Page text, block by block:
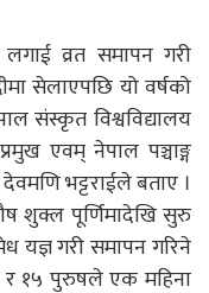
व्रत समापन गरी
सेलाएपछि यो वर्षको
संस्कृत विश्वविद्यालय
एवम् नेपाल पञ्चाङ्ग
भट्टराईले बताए ।
शुक्ल पूर्णिमादेखि सुरु
यज्ञ गरी समापन गरिने
१५ पुरुषले एक महिना